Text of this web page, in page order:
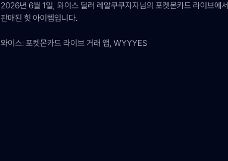
2026년 6월 1일, 와이스 딜러 레알쿠쿠자자님의 포켓몬카드 라이브에서
판매된 힛 아이템입니다.
와이스: 포켓몬카드 라이브 거래 앱, WYYYES